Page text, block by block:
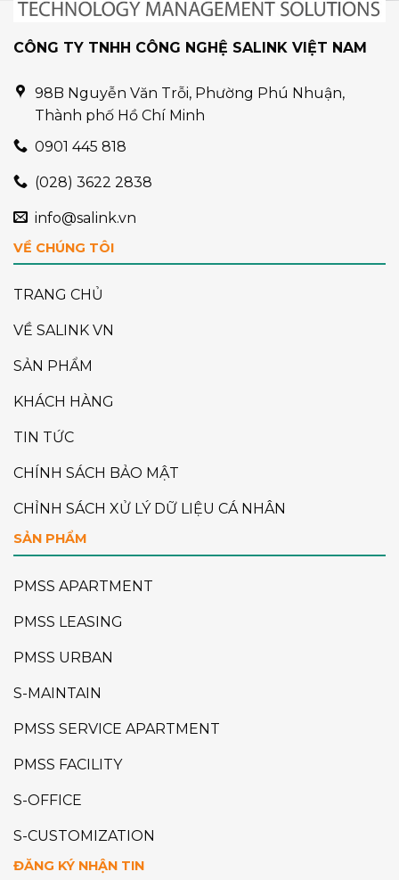
CÔNG TY TNHH CÔNG NGHỆ SALINK VIỆT NAM
98B Nguyễn Văn Trỗi, Phường Phú Nhuận,
Thành phố Hồ Chí Minh
0901 445 818
(028) 3622 2838
info@salink.vn
VỀ CHÚNG TÔI
TRANG CHỦ
VỀ SALINK VN
SẢN PHẨM
KHÁCH HÀNG
TIN TỨC
CHÍNH SÁCH BẢO MẬT
CHỈNH SÁCH XỬ LÝ DỮ LIỆU CÁ NHÂN
SẢN PHẨM
PMSS APARTMENT
PMSS LEASING
PMSS URBAN
S-MAINTAIN
PMSS SERVICE APARTMENT
PMSS FACILITY
S-OFFICE
S-CUSTOMIZATION
ĐĂNG KÝ NHẬN TIN